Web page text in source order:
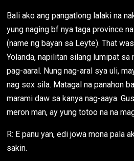
Bali ako ang pangatlong lalaki na
yung naging bf nya taga province
(name ng bayan sa Leyte). That
Yolanda, napilitan silang lumipat sa
pag-aaral. Nung nag-aral sya uli,
nag sex sila. Matagal na panahon
marami daw sa kanya nag-aaya.
meron man, ay yung totoo na na
R: E panu yan, edi jowa mona pala
sakin.